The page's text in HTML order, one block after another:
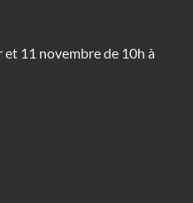
11 novembre de 10h à